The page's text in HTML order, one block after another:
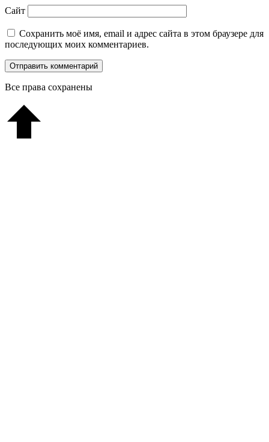
Сайт
Сохранить моё имя, email и адрес сайта в этом браузере для
последующих моих комментариев.
Все права сохранены